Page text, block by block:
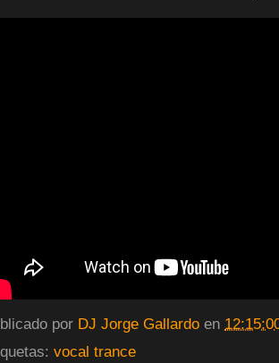
por DJ Jorge Gallardo en
vocal trance